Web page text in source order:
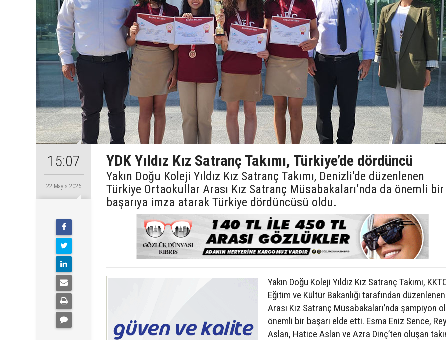
15:07
22 Mayıs 2026
YDK Yıldız Kız Satranç Takımı, Türkiye’de dördüncü
Yakın Doğu Koleji Yıldız Kız Satranç Takımı, Denizli’de düzenlenen
Türkiye Ortaokullar Arası Kız Satranç Müsabakaları’nda da önemli bir
başarıya imza atarak Türkiye dördüncüsü oldu.
Yakın Doğu Koleji Yıldız Kız Satranç Takımı,
Eğitim ve Kültür Bakanlığı tarafından
Arası Kız Satranç Müsabakaları’nda şampiyon
önemli bir başarı elde etti. Esma Eniz Sence,
Aslan, Hatice Aslan ve Azra Dinç’ten oluşan